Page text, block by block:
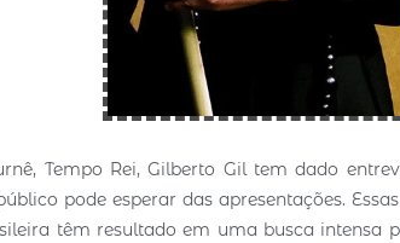
Tempo Rei, Gilberto Gil tem dado
pode esperar das apresentações.
têm resultado em uma busca intensa